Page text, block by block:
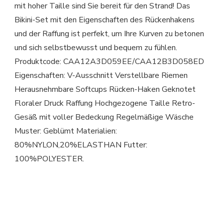
mit hoher Taille sind Sie bereit für den Strand! Das
Bikini-Set mit den Eigenschaften des Rückenhakens
und der Raffung ist perfekt, um Ihre Kurven zu betonen
und sich selbstbewusst und bequem zu fühlen.
Produktcode: CAA12A3D059EE/CAA12B3D058ED
Eigenschaften: V-Ausschnitt Verstellbare Riemen
Herausnehmbare Softcups Rücken-Haken Geknotet
Floraler Druck Raffung Hochgezogene Taille Retro-
Gesäß mit voller Bedeckung Regelmäßige Wäsche
Muster: Geblümt Materialien:
80%NYLON,20%ELASTHAN Futter:
100%POLYESTER.